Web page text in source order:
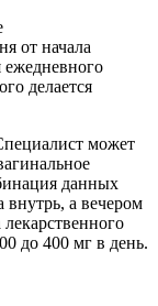
от начала
ежедневного
делается
может
данных
а вечером
до 400 мг в день.